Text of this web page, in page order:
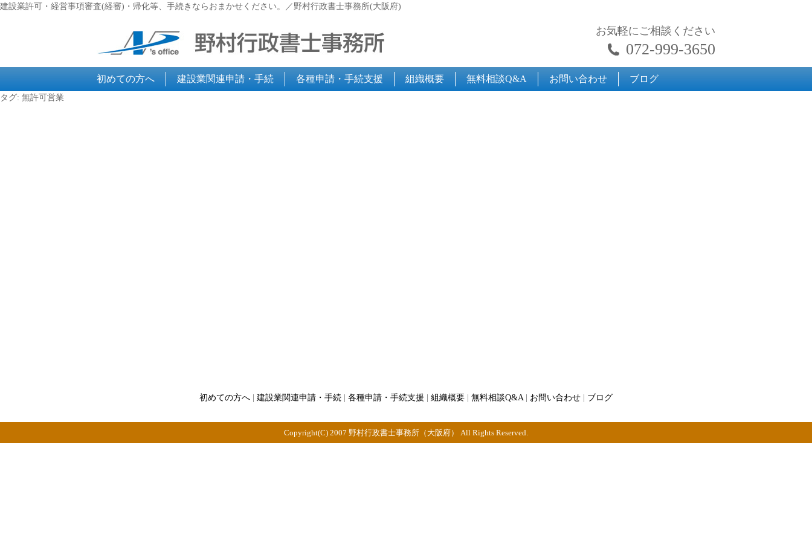
建設業許可・経営事項審査(経審)・帰化等、手続きならおまかせください。／野村行政書士事務所(大阪府)
お気軽にご相談ください
072-999-3650
初めての方へ 建設業関連申請・手続 各種申請・手続支援 組織概要 無料相談Q&A お問い合わせ ブログ
タグ: 無許可営業
初めての方へ 建設業関連申請・手続 各種申請・手続支援 組織概要 無料相談Q&A| お問い合わせ ブログ
Copyright(C) 2007 野村行政書士事務所（大阪府） All Rights Reserved.